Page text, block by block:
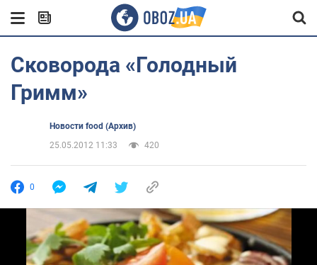
Сковорода «Голодный
Гримм»
Новости food (Архив)
25.05.2012 11:33
420
0